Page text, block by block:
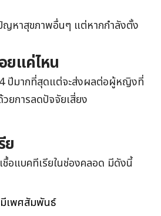
ญหาสุขภาพอื่นๆ แต่หากกำลังตั้ง
ยแค่ไหน
ปีมากที่สุดแต่จะส่งผลต่อผู้หญิงที่
ยการลดปัจจัยเสี่ยง
ย
ชื้อแบคทีเรียในช่องคลอด มีดังนี้
เพศสัมพันธ์